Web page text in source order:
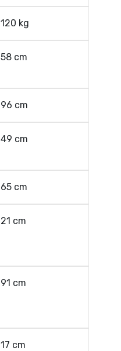
120 kg
58 cm
96 cm
49 cm
65 cm
21 cm
91 cm
17 cm